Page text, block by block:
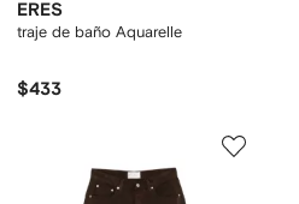
ERES
traje de baño Aquarelle
$433